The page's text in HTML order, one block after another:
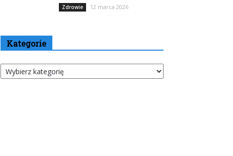
Zdrowie 12 marca 2026
Kategorie
Kategorie